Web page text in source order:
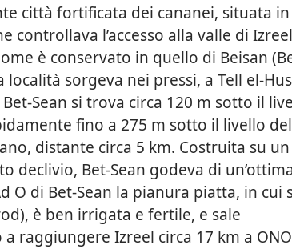
città fortificata dei cananei, situata
controllava l’accesso alla valle di
è conservato in quello di Beisan
località sorgeva nei pressi, a Tell el-
Bet-Sean si trova circa 120 m sotto il
fino a 275 m sotto il livello
distante circa 5 km. Costruita su
declivio, Bet-Sean godeva di
O di Bet-Sean la pianura piatta, in cui
è ben irrigata e fertile, e sale
raggiungere Izreel circa 17 km a